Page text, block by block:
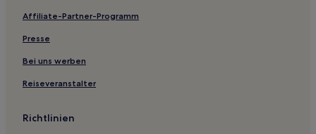
Affiliate-Partner-Programm
Presse
Bei uns werben
Reiseveranstalter
Richtlinien